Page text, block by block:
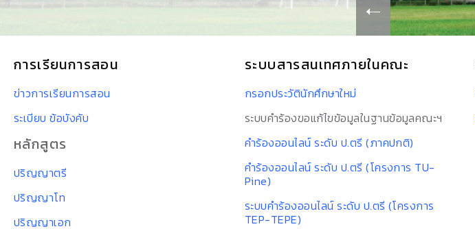
การเรียนการสอน
ข่าวการเรียนการสอน
ระเบียบ ข้อบังคับ
หลักสูตร
ปริญญาตรี
ปริญญาโท
ปริญญาเอก
ระบบสารสนเทศภายในคณะ
กรอกประวัตินักศึกษาใหม่
ระบบคำร้องขอแก้ไขข้อมูลในฐานข้อมูลคณะฯ
คำร้องออนไลน์ ระดับ ป.ตรี (ภาคปกติ)
คำร้องออนไลน์ ระดับ ป.ตรี (โครงการ TU-
Pine)
ระบบคำร้องออนไลน์ ระดับ ป.ตรี (โครงการ
TEP-TEPE)